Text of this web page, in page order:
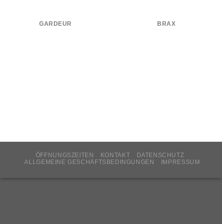
GARDEUR BRAX
ÖFFNUNGSZEITEN KONTAKT
DATENSCHUTZ
ALLGEMEINE GESCHÄFTSBEDINGUNGEN
IMPRESSUM